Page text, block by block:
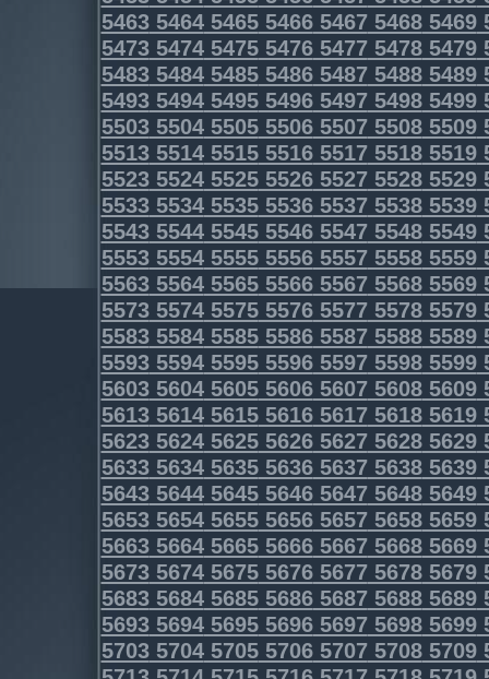
5463546454655466546754685469
5473547454755476547754785479
5483548454855486548754885489
5493549454955496549754985499
5503550455055506550755085509
5513551455155516551755185519
5523552455255526552755285529
5533553455355536553755385539
5543554455455546554755485549
5553555455555556555755585559
5563556455655566556755685569
5573557455755576557755785579
5583558455855586558755885589
5593559455955596559755985599
5603560456055606560756085609
5613561456155616561756185619
5623562456255626562756285629
5633563456355636563756385639
5643564456455646564756485649
5653565456555656565756585659
5663566456655666566756685669
5673567456755676567756785679
5683568456855686568756885689
5693569456955696569756985699
5703570457055706570757085709